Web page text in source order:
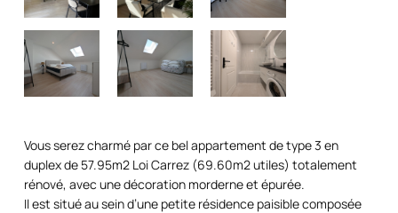
Vous serez charmé par ce bel appartement de type 3 en
duplex de 57.95m2 Loi Carrez (69.60m2 utiles) totalement
rénové, avec une décoration morderne et épurée.
Il est situé au sein d’une petite résidence paisible composée